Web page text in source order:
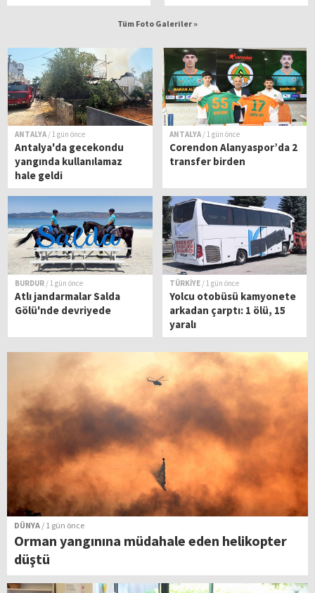
Tüm Foto Galeriler »
ANTALYA / 1 gün önce
Antalya'da gecekondu
yangında kullanılamaz
hale geldi
ANTALYA / 1 gün önce
Corendon Alanyaspor’da 2
transfer birden
BURDUR / 1 gün önce
Atlı jandarmalar Salda
Gölü'nde devriyede
TÜRKİYE / 1 gün önce
Yolcu otobüsü kamyonete
arkadan çarptı: 1 ölü, 15
yaralı
DÜNYA / 1 gün önce
Orman yangınına müdahale eden helikopter
düştü